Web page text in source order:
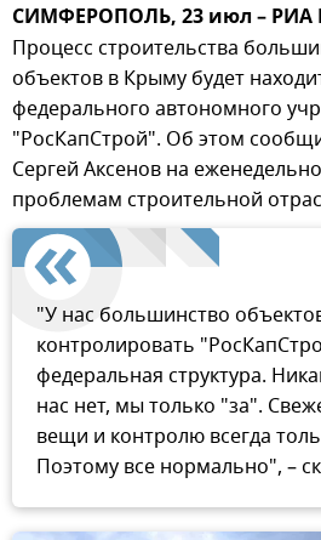
СИМФЕРОПОЛЬ, 23 июл – РИА
Процесс строительства
объектов в Крыму будет
федерального автономного
"РосКапСтрой". Об этом
Сергей Аксенов на
проблемам строительной
"У нас большинство
контролировать
федеральная структура.
нас нет, мы только "за".
вещи и контролю всегда
Поэтому все нормально", –